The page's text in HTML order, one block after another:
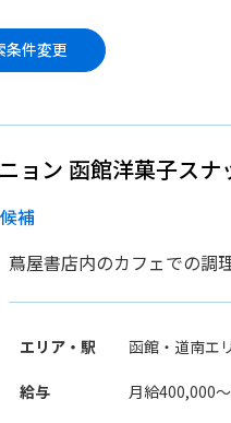
条件変更
ョン 函館洋菓子スナ
補
蔦屋書店内のカフェでの調
エリア・駅 函館・道南エ
給与 月給400,000